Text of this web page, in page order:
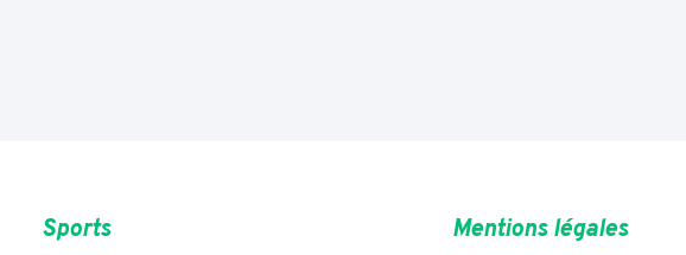
Sports Mentions légales